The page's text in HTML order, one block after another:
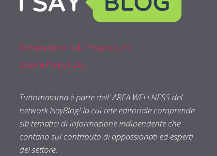
Dichiarazione sulla Privacy (UE)
Cookie Policy (UE)
Tuttomamma è parte dell' AREA WELLNESS del
network IsayBlog! la cui rete editoriale comprende
siti tematici di informazione indipendente che
contano sul contributo di appassionati ed esperti
del settore.